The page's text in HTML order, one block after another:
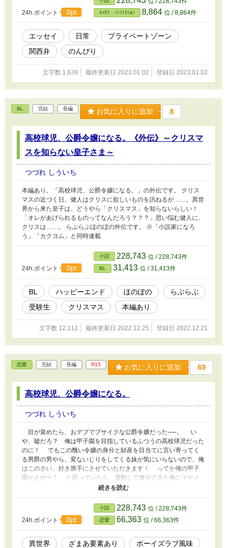
24h.ポイント 0pt ｴｯｾｲ・ﾉﾝﾌｨｸｼｮﾝ 8,864 位 / 8,864件
エッセイ 日常
プライベートゾーン
関西弁
のんびり
文字数 1,639 最終更新日 2023.01.02 登録日 2023.01.02
BL 完結 長編 お気に入りに追加 8
高校球児、公爵令嬢になる。《外伝》～クリスマ
スを知らない皇子さま～
つづれ しういち
本編あり。「高校球児、公爵令嬢になる。」の外伝です。 クリス
マスの近づく日、健人はクリスに欲しいものを訊ねるが……。異世
界から来た皇子は、どうやら「クリスマス」を知らないらしい！
「オレがあげられるものってなんだろう？？？」思い悩む健人に、
クリスは……。 らぶらぶほのぼの外伝です。 ※「小説家になろ
う」「カクヨム」と同時連載
24h.ポイント 0pt
小説 228,743 位 / 228,743件
BL 31,413 位 / 31,413件
BL ハッピーエンド ほのぼの
らぶらぶ
受験生
クリスマス 本編あり
文字数 12,111 最終更新日 2022.12.25 登録日 2022.12.21
恋愛 完結 長編 R15 お気に入りに追加 69
高校球児、公爵令嬢になる。
つづれ しういち
目が覚めたら、おデブでブサイクな公爵令嬢だった──。 い
や、嘘だろ？ 俺は甲子園を目指しているふつうの高校球児だった
のに！ でもこの醜い令嬢の身分と財産を目当てに言い寄ってく
る男爵の男やら、変ないじりをしてくる妹が気にいらないので、俺
はこのさい、好き勝手にさせていただきます！ ってか俺の甲子
園かえせー！ と思っていたら、運動して痩せてきた俺にイケメ
ンが寄ってくるんですけど？ いや待って。俺、そっちの趣味だ
けはねえから！ 助けてえ！ ※Ｒ１５は保険です。 ※基本、ハッ
ピーエンドを目指します。 ※ボーイズラブっぽい表現が各所にあ
ります。 ※基本、なんでも許せる方向け。 ※基本的にアホなコメ
ディだと思ってください。でも愛はある、きっとある！ ※小説家
になろう、カクヨムにても同時更新。
24h.ポイント 0pt
小説 228,743 位 / 228,743件
恋愛 66,363 位 / 66,363件
異世界 ざまあ要素あり
ボーイズラブ風味